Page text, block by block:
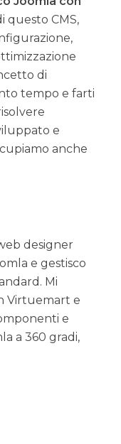
questo CMS,
di
tempo e farti
e
anche
designer
e gestisco
Mi
Virtuemart e
e
a 360 gradi,